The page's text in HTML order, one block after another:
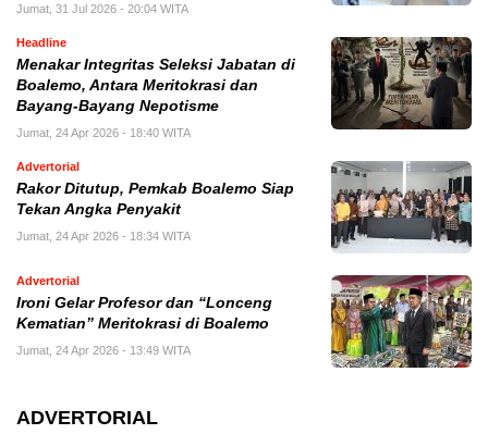
Jumat, 31 Jul 2026 - 20:04 WITA
Headline
Menakar Integritas Seleksi Jabatan di
Boalemo, Antara Meritokrasi dan
Bayang-Bayang Nepotisme
Jumat, 24 Apr 2026 - 18:40 WITA
Advertorial
Rakor Ditutup, Pemkab Boalemo Siap
Tekan Angka Penyakit
Jumat, 24 Apr 2026 - 18:34 WITA
Advertorial
Ironi Gelar Profesor dan “Lonceng
Kematian” Meritokrasi di Boalemo
Jumat, 24 Apr 2026 - 13:49 WITA
ADVERTORIAL